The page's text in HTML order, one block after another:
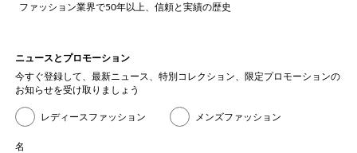
ファッション業界で50年以上、信頼と実績の歴史
ニュースとプロモーション
今すぐ登録して、最新ニュース、特別コレクション、限定プロモーションの
お知らせを受け取りましょう
レディースファッション メンズファッション
名